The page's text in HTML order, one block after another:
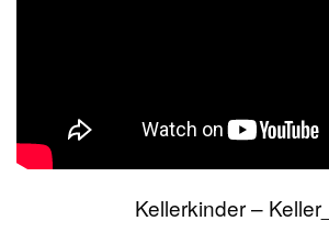
Kellerkinder –